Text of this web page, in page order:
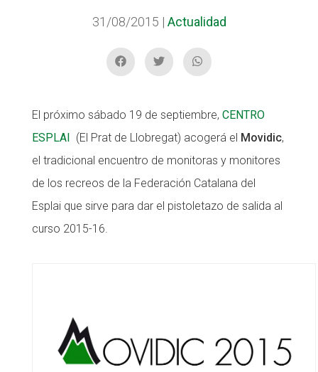
31/08/2015 | Actualidad
El próximo sábado 19 de septiembre, CENTRO
ESPLAI (El Prat de Llobregat) acogerá el Movidic,
el tradicional encuentro de monitoras y monitores
de los recreos de la Federación Catalana del
Esplai que sirve para dar el pistoletazo de salida al
curso 2015-16.
ACCIÓ SOCIAL I JOVES
ESPLAIS
SUPORT TERCER SECTOR
La Fundació